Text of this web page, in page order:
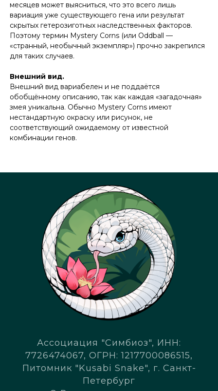
месяцев может выясниться, что это всего лишь
вариация уже существующего гена или результат
скрытых гетерозиготных наследственных факторов.
Поэтому термин Mystery Corns (или Oddball —
«странный, необычный экземпляр») прочно закрепился
для таких случаев.
Внешний вид.
Внешний вид вариабелен и не поддаётся
обобщённому описанию, так как каждая «загадочная»
змея уникальна. Обычно Mystery Corns имеют
нестандартную окраску или рисунок, не
соответствующий ожидаемому от известной
комбинации генов.
Ассоциация "Симбиоз", ИНН:
7726474067, ОГРН: 1217700086515,
Питомник "Kusabi Snake", г. Санкт-
Петербург